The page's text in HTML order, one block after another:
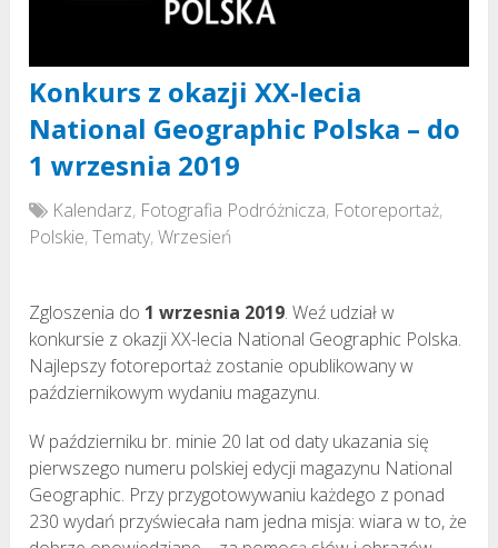
Konkurs z okazji XX-lecia
National Geographic Polska – do
1 wrzesnia 2019
Kalendarz, Fotografia Podróżnicza, Fotoreportaż,
Polskie,Tematy,Wrzesień
Zgloszenia do 1 wrzesnia 2019. Weź udział w
konkursie z okazji XX-lecia National Geographic Polska.
Najlepszy fotoreportaż zostanie opublikowany w
październikowym wydaniu magazynu.
W październiku br. minie 20 lat od daty ukazania się
pierwszego numeru polskiej edycji magazynu National
Geographic. Przy przygotowywaniu każdego z ponad
230 wydań przyświecała nam jedna misja: wiara w to, że